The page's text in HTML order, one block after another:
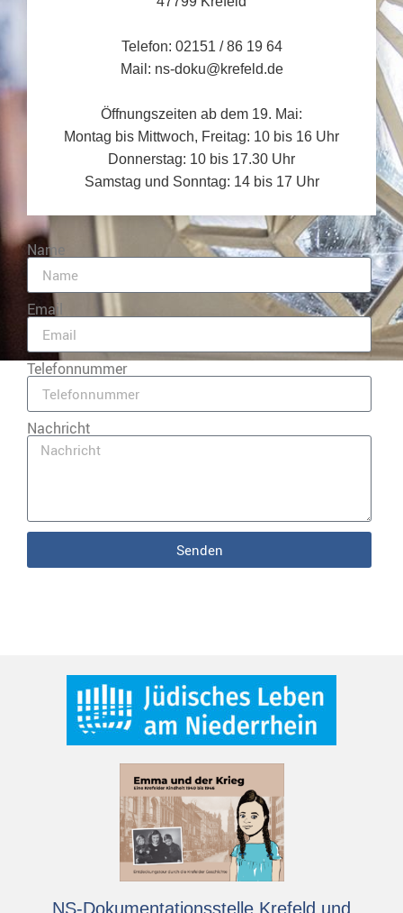
Telefon: 02151 / 86 19 64
Mail: ns-doku@krefeld.de
Öffnungszeiten ab dem 19. Mai:
Montag bis Mittwoch, Freitag: 10 bis 16 Uhr
Donnerstag: 10 bis 17.30 Uhr
Samstag und Sonntag: 14 bis 17 Uhr
Name
Email
Telefonnummer
Nachricht
Senden
NS-Dokumentationsstelle Krefeld und